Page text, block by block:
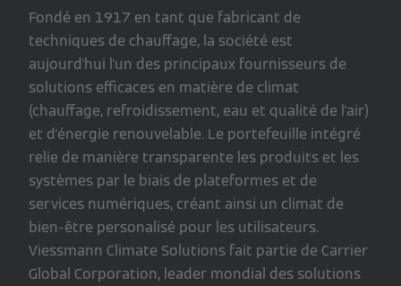
Fondé en 1917 en tant que fabricant de
techniques de chauffage, la société est
aujourd'hui l'un des principaux fournisseurs de
solutions efficaces en matière de climat
(chauffage, refroidissement, eau et qualité de l'air)
et d'énergie renouvelable. Le portefeuille intégré
relie de manière transparente les produits et les
systèmes par le biais de plateformes et de
services numériques, créant ainsi un climat de
bien-être personalisé pour les utilisateurs.
Viessmann Climate Solutions fait partie de Carrier
Global Corporation, leader mondial des solutions